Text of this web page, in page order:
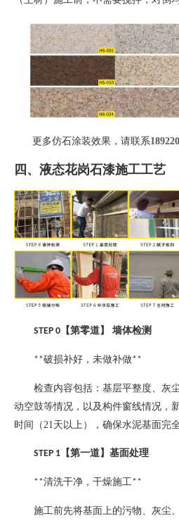
更多仿石涂装效果，请联系
四、液态花岗石漆施工工艺
STEP 0 【第零道】 墙体检测
**破损补好，未做补做**
检查内容包括：基层平整度、灰
动空鼓等情况，以及构件窗线情况，
时间（21天以上），确保水泥基面完
STEP 1 【第一道】基面处理
**清洗干净，干燥施工**
施工前先将基面上的污物、灰尘